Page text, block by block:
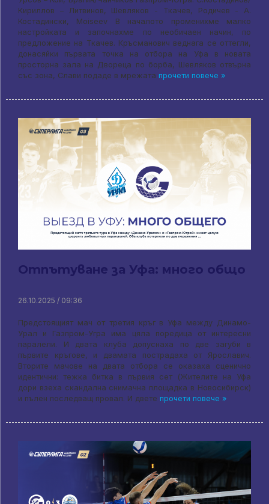
Кириллов – Литвинов, Шевляков - Ткачев, Родичев - А.
Костадински, Moiseev В началото променихме малко
настройката и започнахме по необичаен начин, по
предложение на Ткачев. Кръсманович веднага се оттегли,
донасяйки първата точка на отбора на Уфа в новата
просторна зала на Двореца по борба, Шевляков отвърна
със зона, Слави подаде в мрежата прочети повече »
Отпътуване за Уфа: много общо
26.10.2025 / 09:36
Предстоящият мач от третия кръг в Уфа между Динамо-
Урал и Газпром-Угра има цяла поредица от интересни
паралели. И двата клуба допуснаха по две загуби в
първите кръгове, и двамата пострадаха от Ярославич.
Вторите мачове на двата отбора се оказаха сценично
идентични: тежка битка в първия сет (Жителите на Уфа
дори взеха скандална снимачна площадка в Новосибирск)
и пълен последващ провал. И двете прочети повече »